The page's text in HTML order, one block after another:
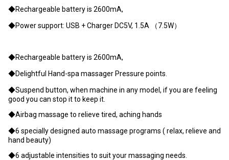
◆Rechargeable battery is 2600mA,
◆Power support: USB + Charger DC5V, 1.5A （7.5W）
◆Rechargeable battery is 2600mA,
◆Delightful Hand-spa massager Pressure points.
◆Suspend button, when machine in any model, if you are feeling
good you can stop it to keep it.
◆Airbag massage to relieve tired, aching hands
◆6 specially designed auto massage programs ( relax, relieve and
hand beauty)
◆6 adjustable intensities to suit your massaging needs.